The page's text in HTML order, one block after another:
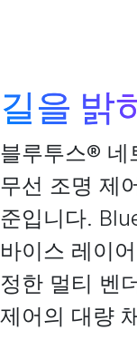
길을 밝
블루투스® 네
무선 조명 제
준입니다.
바이스 레이
정한 멀티 벤
제어의 대량